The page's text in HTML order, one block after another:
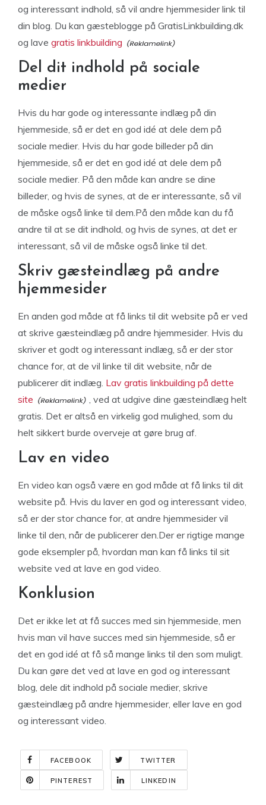
og interessant indhold, så vil andre hjemmesider link til
din blog. Du kan gæsteblogge på GratisLinkbuilding.dk
og lave gratis linkbuilding
Del dit indhold på sociale
medier
Hvis du har gode og interessante indlæg på din
hjemmeside, så er det en god idé at dele dem på
sociale medier. Hvis du har gode billeder på din
hjemmeside, så er det en god idé at dele dem på
sociale medier. På den måde kan andre se dine
billeder, og hvis de synes, at de er interessante, så vil
de måske også linke til dem.På den måde kan du få
andre til at se dit indhold, og hvis de synes, at det er
interessant, så vil de måske også linke til det.
Skriv gæsteindlæg på andre
hjemmesider
En anden god måde at få links til dit website på er ved
at skrive gæsteindlæg på andre hjemmesider. Hvis du
skriver et godt og interessant indlæg, så er der stor
chance for, at de vil linke til dit website, når de
publicerer dit indlæg. Lav gratis linkbuilding på dette
site
, ved at udgive dine gæsteindlæg helt
gratis. Det er altså en virkelig god mulighed, som du
helt sikkert burde overveje at gøre brug af.
Lav en video
En video kan også være en god måde at få links til dit
website på. Hvis du laver en god og interessant video,
så er der stor chance for, at andre hjemmesider vil
linke til den, når de publicerer den.Der er rigtige mange
gode eksempler på, hvordan man kan få links til sit
website ved at lave en god video.
Konklusion
Det er ikke let at få succes med sin hjemmeside, men
hvis man vil have succes med sin hjemmeside, så er
det en god idé at få så mange links til den som muligt.
Du kan gøre det ved at lave en god og interessant
blog, dele dit indhold på sociale medier, skrive
gæsteindlæg på andre hjemmesider, eller lave en god
og interessant video.
FACEBOOK TWITTER
PINTEREST LINKEDIN